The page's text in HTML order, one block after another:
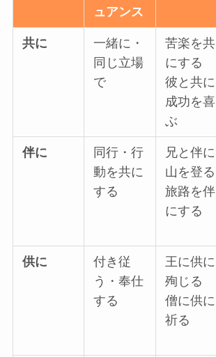
ュアンス
共に
一緒に・
同じ立場
で
苦楽を共
にする
彼と共に
成功を喜
ぶ
伴に
同行・行
動を共に
する
兄と伴に
山を登る
旅路を伴
にする
供に
付き従
う・奉仕
する
王に供に
殉じる
僧に供に
祈る